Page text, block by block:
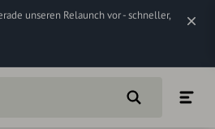
unseren Relaunch vor - schneller,